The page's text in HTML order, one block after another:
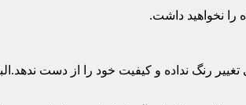
نخواهید داشت.
رنگ نداده و کیفیت خود را از دست